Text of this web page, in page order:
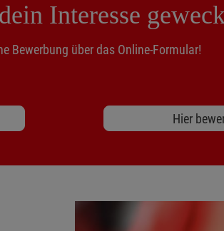
Interesse
Bewerbung über das Online-Formular!
Hier